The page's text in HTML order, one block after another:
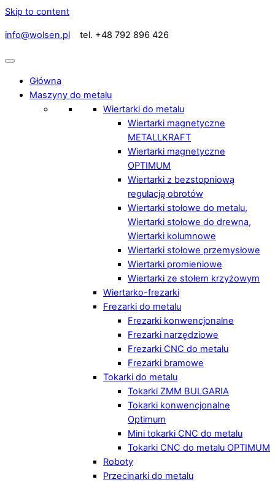
Skip to content
info@wolsen.pl tel. +48 792 896 426
Główna
Maszyny do metalu
Wiertarki do metalu
Wiertarki magnetyczne
METALLKRAFT
Wiertarki magnetyczne
OPTIMUM
Wiertarki z bezstopniową
regulacją obrotów
Wiertarki stołowe do metalu,
Wiertarki stołowe do drewna,
Wiertarki kolumnowe
Wiertarki stołowe przemysłowe
Wiertarki promieniowe
Wiertarki ze stołem krzyżowym
Wiertarko-frezarki
Frezarki do metalu
Frezarki konwencjonalne
Frezarki narzędziowe
Frezarki CNC do metalu
Frezarki bramowe
Tokarki do metalu
Tokarki ZMM BULGARIA
Tokarki konwencjonalne
Optimum
Mini tokarki CNC do metalu
Tokarki CNC do metalu OPTIMUM
Roboty
Przecinarki do metalu